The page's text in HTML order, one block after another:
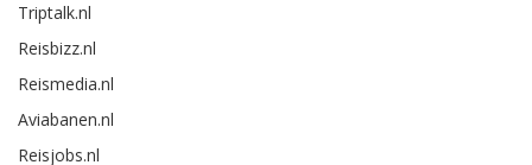
Triptalk.nl
Reisbizz.nl
Reismedia.nl
Aviabanen.nl
Reisjobs.nl